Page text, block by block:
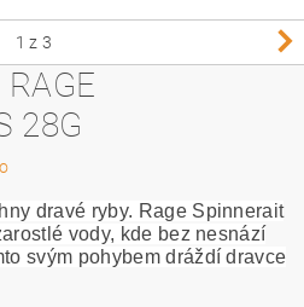
1 z 3
28G
dravé ryby. Rage Spinnerait
vody, kde bez nesnází
svým pohybem dráždí dravce